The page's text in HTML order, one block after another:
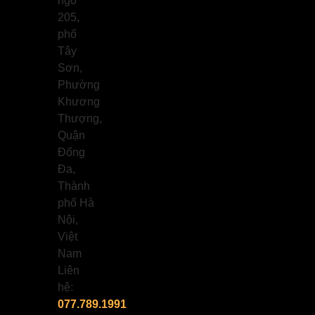
205,
phố
Tây
Sơn,
Phường
Khương
Thượng,
Quận
Đống
Đa,
Thành
phố Hà
Nội,
Việt
Nam
Liên
hệ:
077.789.1991